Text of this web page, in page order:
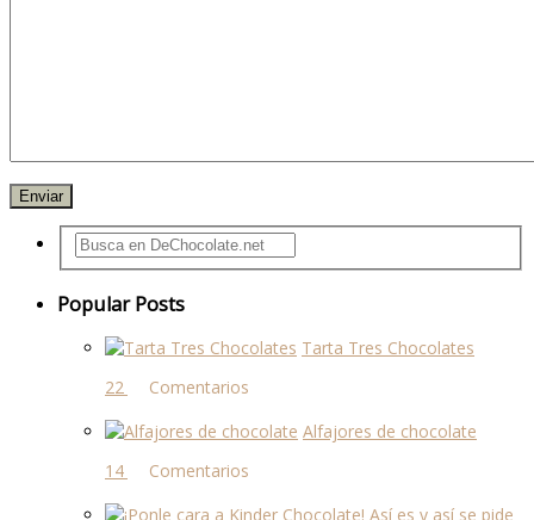
Popular Posts
Tarta Tres Chocolates
22 comentarios
Alfajores de chocolate
14 comentarios